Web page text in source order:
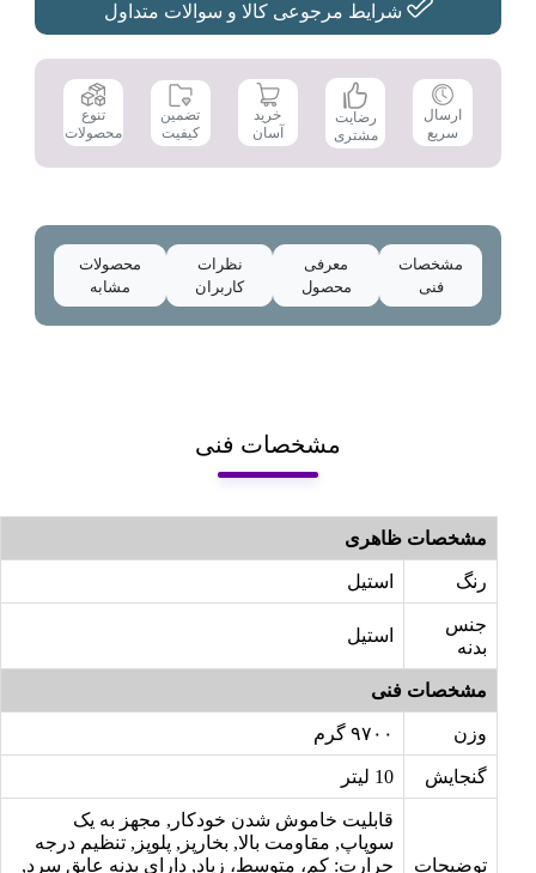
شرایط مرجوعی کالا و سوالات متداول
ارسال
سریع
رضایت
مشتری
خرید
آسان
تضمین
کیفیت
تنوع
محصولات
مشخصات
فنی
معرفی
محصول
نظرات
کاربران
محصولات
مشابه
مشخصات فنی
مشخصات ظاهری
رنگ استیل
جنس
بدنه
استیل
مشخصات فنی
وزن ۹۷۰۰ گرم
گنجایش 10 لیتر
توضیحات
قابلیت خاموش شدن خودکار, مجهز به یک
سوپاپ, مقاومت بالا, بخارپز, پلوپز, تنظیم درجه
حرارت: کم، متوسط، زیاد, دارای بدنه عایق سرد,